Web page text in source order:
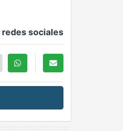
sociales